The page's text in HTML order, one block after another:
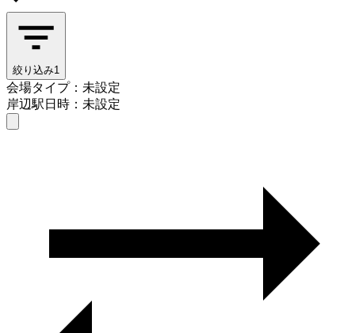
絞り込み1
会場タイプ：未設定
岸辺駅日時：未設定